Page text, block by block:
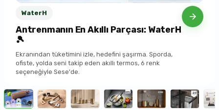
WaterH
Antrenmanın En Akıllı Parçası: WaterH
🎾
Ekranından tüketimini izle, hedefini şaşırma. Sporda,
ofiste, yolda seni takip eden akıllı termos, 6 renk
seçeneğiyle Sese'de.